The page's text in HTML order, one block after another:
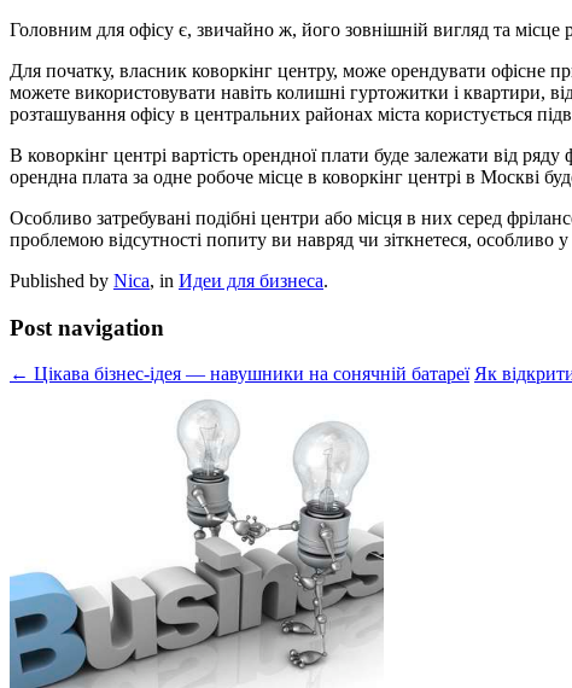
Головним для офісу є, звичайно ж, його зовнішній вигляд та місце
Для початку, власник коворкінг центру, може орендувати офісне
можете використовувати навіть колишні гуртожитки і квартири,
розташування офісу в центральних районах міста користується
В коворкінг центрі вартість орендної плати буде залежати від
орендна плата за одне робоче місце в коворкінг центрі в Москві
Особливо затребувані подібні центри або місця в них серед
проблемою відсутності попиту ви навряд чи зіткнетеся, особливо
Published by Nica, in Идеи для бизнеса.
Post navigation
← Цікава бізнес-ідея — навушники на сонячній батареї Як